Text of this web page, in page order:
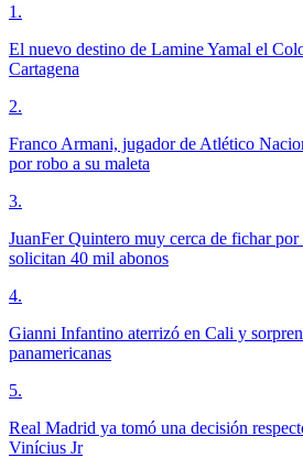
1 .
El nuevo destino de Lamine Yamal el
Cartagena
2.
Franco Armani, jugador de Atlético
por robo a su maleta
3.
JuanFer Quintero muy cerca de fichar
solicitan 40 mil abonos
4.
Gianni Infantino aterrizó en Cali y
panamericanas
5.
Real Madrid ya tomó una decisión
Vinícius Jr